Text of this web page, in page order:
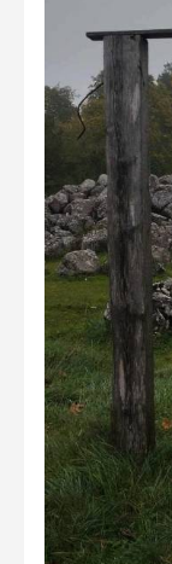
Не
Видео 2023
Не
Видео 2022
Видео 2021
Видео 2020